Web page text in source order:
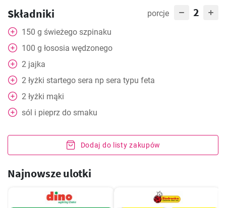
Składniki porcje 2
150 g świeżego szpinaku
100 g łososia wędzonego
2 jajka
2 łyżki startego sera np sera typu feta
2 łyżki mąki
sól i pieprz do smaku
Dodaj do listy zakupów
Najnowsze ulotki